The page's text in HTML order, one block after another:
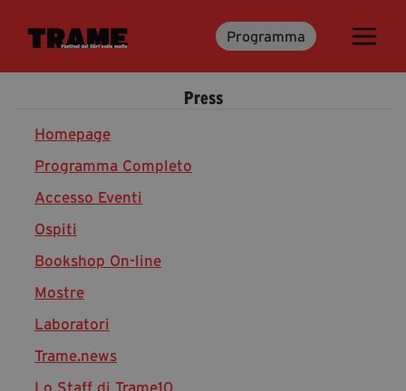
Programma
Trame.15
Libri
Media & Press
News & Kit
Accrediti Stampa
Cartella Stampa
Rassegna Stampa
Press
Homepage
Programma Completo
Accesso Eventi
Ospiti
Bookshop On-line
Mostre
Laboratori
Trame.news
Lo Staff di Trame10